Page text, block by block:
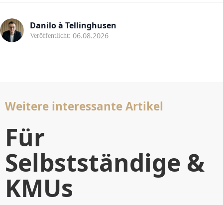
Danilo à Tellinghusen
Veröffentlicht: 06.08.2026
Weitere interessante Artikel
Für
Selbstständige &
KMUs